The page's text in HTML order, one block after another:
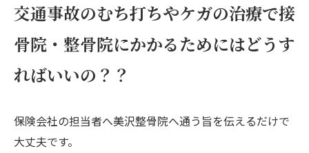
交通事故のむち打ちやケガの治療で接
骨院・整骨院にかかるためにはどうす
ればいいの？？
保険会社の担当者へ美沢整骨院へ通う旨を伝えるだけで
大丈夫です。